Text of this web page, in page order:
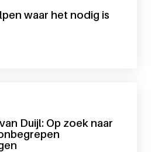
waar het nodig is
helpen waar het nodig is
Duijl: Op zoek naar